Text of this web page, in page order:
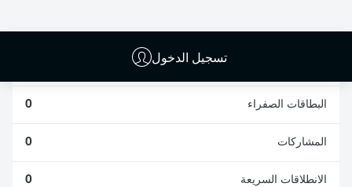
تسجيل الدخول
البطاقات الصفراء 0
المشاركات 0
الانطلاقات السريعة 0